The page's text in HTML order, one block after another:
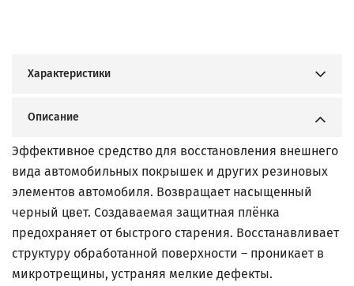
Характеристики
Описание
Эффективное средство для восстановления внешнего
вида автомобильных покрышек и других резиновых
элементов автомобиля. Возвращает насыщенный
черный цвет. Создаваемая защитная плёнка
предохраняет от быстрого старения. Восстанавливает
структуру обработанной поверхности – проникает в
микротрещины, устраняя мелкие дефекты.